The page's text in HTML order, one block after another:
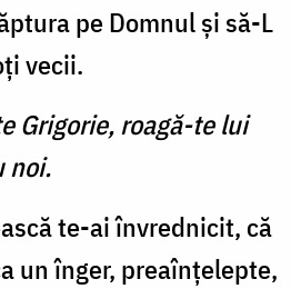
pe Domnul şi să-L
vecii.
Grigorie, roagă-te lui
noi.
te-ai învrednicit, că
un înger, preaînţelepte,